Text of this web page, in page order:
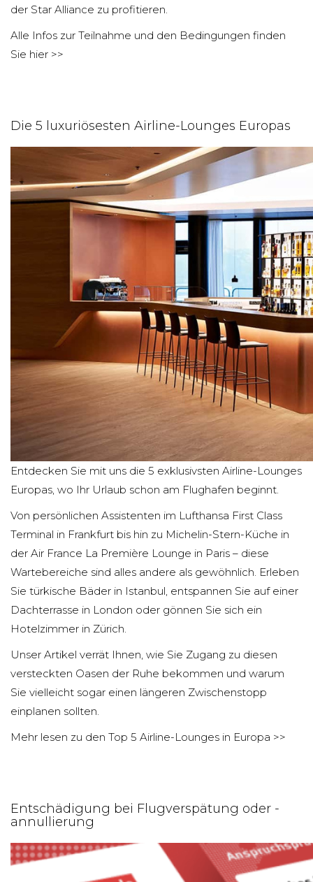
der Star Alliance zu profitieren.
Alle Infos zur Teilnahme und den Bedingungen finden
Sie hier >>
Die 5 luxuriösesten Airline-Lounges Europas
Entdecken Sie mit uns die 5 exklusivsten Airline-Lounges
Europas, wo Ihr Urlaub schon am Flughafen beginnt.
Von persönlichen Assistenten im Lufthansa First Class
Terminal in Frankfurt bis hin zu Michelin-Stern-Küche in
der Air France La Première Lounge in Paris – diese
Wartebereiche sind alles andere als gewöhnlich. Erleben
Sie türkische Bäder in Istanbul, entspannen Sie auf einer
Dachterrasse in London oder gönnen Sie sich ein
Hotelzimmer in Zürich.
Unser Artikel verrät Ihnen, wie Sie Zugang zu diesen
versteckten Oasen der Ruhe bekommen und warum
Sie vielleicht sogar einen längeren Zwischenstopp
einplanen sollten.
Mehr lesen zu den Top 5 Airline-Lounges in Europa >>
Entschädigung bei Flugverspätung oder -
annullierung